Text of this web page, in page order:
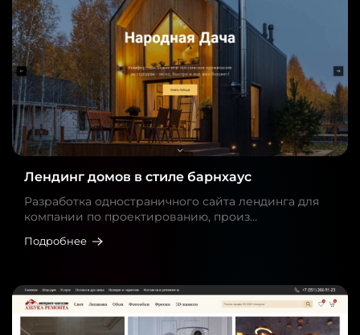
Лендинг домов в стиле барнхаус
Разработка одностраничного сайта лендинга для
компании по проектированию, произ…
Подробнее